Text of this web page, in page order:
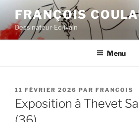
contenu
principal
FRANÇOIS
Dessinateur-Ecrivain
Menu
PUBLIÉ
LE
11 FÉVRIER 2026 PAR FRANCOIS
Exposition à Thevet